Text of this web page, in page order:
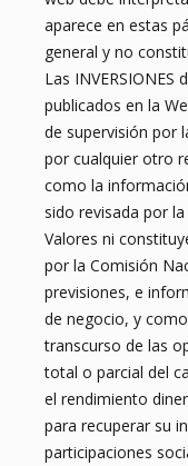
La ubicación
Prime del
ciudad,
al 90% anual y
250€ y 100€
Hotel se
explotadora de
pagará una
porcentaje de
actualidad se
al mes.
TARIFAS
Por la gestión,
cobrará un
promotor. El
plataforma.
RIESGOS
aparece en estas
general y no
Las
publicados en la
de supervisión por
por cualquier otro
como la
sido revisada por
Valores ni
por la Comisión
previsiones, e
de negocio, y
transcurso de las
total o parcial del
el rendimiento
para recuperar su
participaciones